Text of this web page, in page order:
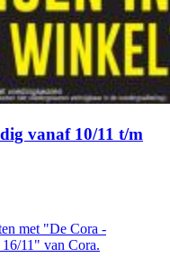
vanaf 10/11 t/m
met "De Cora -
11" van Cora.